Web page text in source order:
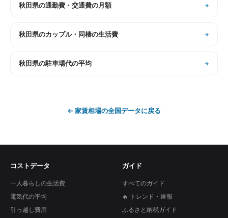
秋田県の通勤費・交通費の月額
秋田県のカップル・同棲の生活費
秋田県の駐車場代の平均
← 家賃相場の全国データに戻る
コストデータ
一人暮らしの生活費
電気代の平均
引っ越し費用
ガイド
すべてのガイド
🔥 トレンド・速報
ふるさと納税ガイド